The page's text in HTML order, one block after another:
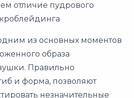
отличие пудрового
из основных моментов
образа
Правильно
и форма, позволяют
незначительные